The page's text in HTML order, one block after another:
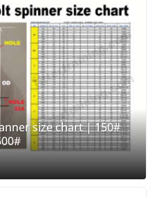
size chart | 150#